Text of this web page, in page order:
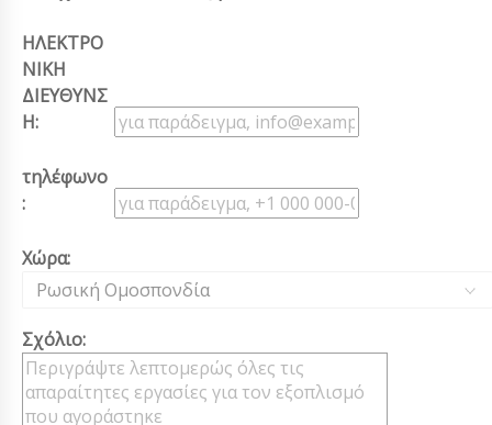
ΗΛΕΚΤΡΟ
ΝΙΚΗ
ΔΙΕΥΘΥΝΣ
Η:
τηλέφωνο
:
Χώρα:
Ρωσική Ομοσπονδία
Σχόλιο: